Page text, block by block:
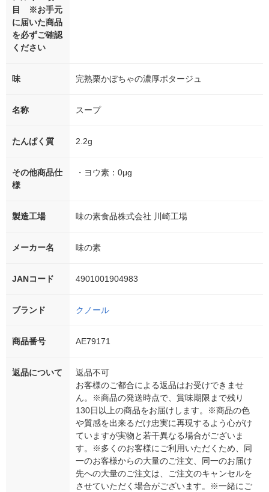
目 ※お手元
に届いた商品
を必ずご確認
ください
味 完熟栗かぼちゃの濃厚ポタージュ
名称 スープ
たんぱく質 2.2g
その他商品仕
様
・ヨウ素：0μg
製造工場 味の素食品株式会社 川崎工場
メーカー名 味の素
JANコード 4901001904983
ブランド クノール
商品番号 AE79171
返品について
返品不可
お客様のご都合による返品はお受けできませ
ん。※商品の発送時点で、賞味期限まで残り
130日以上の商品をお届けします。※商品の色
や質感を出来るだけ忠実に再現するよう心がけ
ていますが実物と若干異なる場合がございま
す。※多くのお客様にご利用いただくため、同
一のお客様からの大量のご注文、同一のお届け
先への大量のご注文は、ご注文のキャンセルを
させていただく場合がございます。※一緒にご